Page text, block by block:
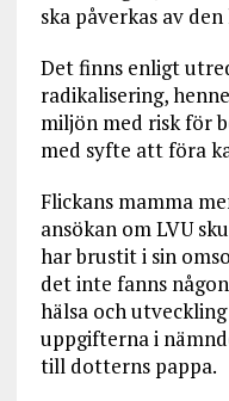
ska påverkas av
Det finns enligt
radikalisering,
miljön med risk för
med syfte att föra
Flickans mamma
ansökan om LVU
har brustit i sin
det inte fanns
hälsa och
uppgifterna i
till dotterns pappa.